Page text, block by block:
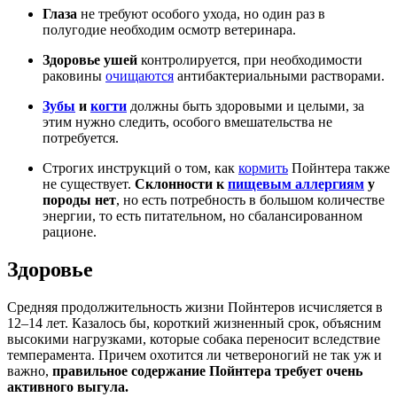
Глаза не требуют особого ухода, но один раз в
полугодие необходим осмотр ветеринара.
Здоровье ушей контролируется, при необходимости
раковины очищаются антибактериальными растворами.
Зубы и когти должны быть здоровыми и целыми, за
этим нужно следить, особого вмешательства не
потребуется.
Строгих инструкций о том, как кормить Пойнтера также
не существует. Склонности к пищевым аллергиям у
породы нет, но есть потребность в большом количестве
энергии, то есть питательном, но сбалансированном
рационе.
Здоровье
Средняя продолжительность жизни Пойнтеров исчисляется в
12–14 лет. Казалось бы, короткий жизненный срок, объясним
высокими нагрузками, которые собака переносит вследствие
темперамента. Причем охотится ли четвероногий не так уж и
важно, правильное содержание Пойнтера требует очень
активного выгула.